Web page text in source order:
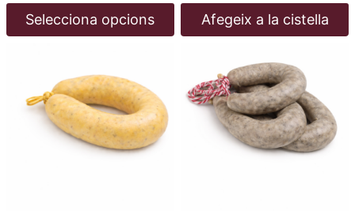
preus:
3,96 €
Selecciona opcions
diverses
variants.
Afegeix a la cistella